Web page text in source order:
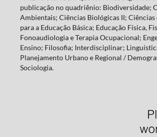
publicação no quadriênio: Biodiversidade;
Ambientais; Ciências Biológicas II; Ciências
para a Educação Básica; Educação Física,
Fonoaudiologia e Terapia Ocupacional;
Ensino; Filosofia; Interdisciplinar;
Planejamento Urbano e Regional /
Sociologia.